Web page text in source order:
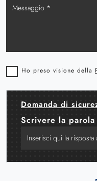
Ho preso visione della
Domanda di
Scrivere la